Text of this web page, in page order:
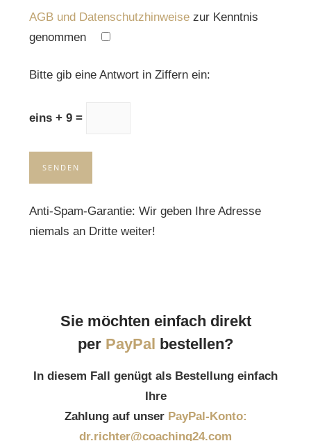
AGB und Datenschutzhinweise zur Kenntnis
genommen
Please leave this field empty.
Bitte gib eine Antwort in Ziffern ein:
eins + 9 =
Anti-Spam-Garantie: Wir geben Ihre Adresse
niemals an Dritte weiter!
Sie möchten einfach direkt
per PayPal bestellen?
In diesem Fall genügt als Bestellung einfach
Ihre
Zahlung auf unser PayPal-Konto:
dr.richter@coaching24.com